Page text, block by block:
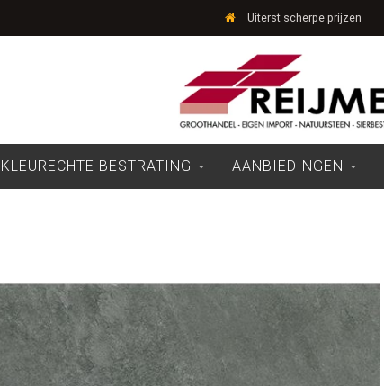
Uiterst scherpe prijzen
KLEURECHTE BESTRATING AANBIEDINGEN